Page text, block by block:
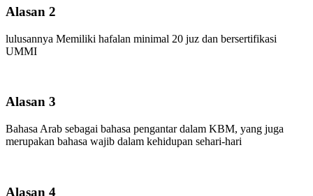
Alasan 2
lulusannya Memiliki hafalan minimal 20 juz dan bersertifikasi
UMMI
Alasan 3
Bahasa Arab sebagai bahasa pengantar dalam KBM, yang juga
merupakan bahasa wajib dalam kehidupan sehari-hari
Alasan 4